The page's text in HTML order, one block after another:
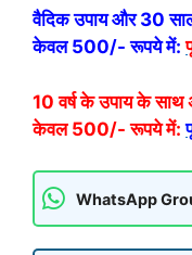
वैदिक उपाय और 30
केवल 500/- रूपये में:
10 वर्ष के उपाय के साथ
केवल 500/- रूपये में:
WhatsApp